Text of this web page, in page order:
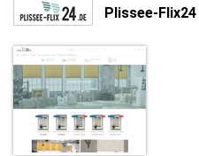
Plissee-Flix24